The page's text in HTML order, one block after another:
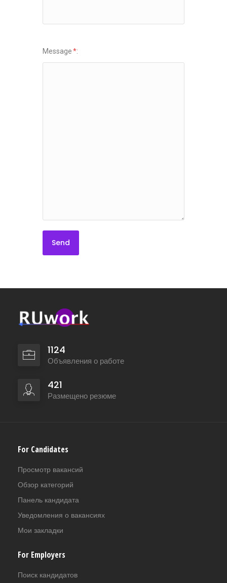
Message*:
1124
Объявления о работе
421
Размещено резюме
For Candidates
Просмотр вакансий
Обзор категорий
Панель кандидата
Уведомления о вакансиях
Мои закладки
For Employers
Поиск кандидатов